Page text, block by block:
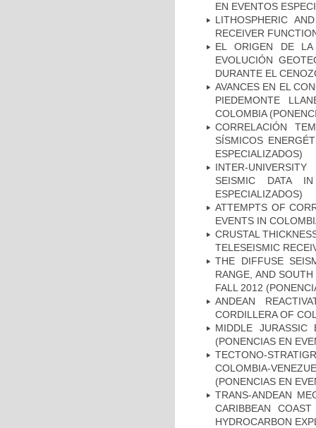
EN EVENTOS
LITHOSPHERIC
RECEIVER
EL ORIGEN DE LA
EVOLUCIÓN
DURANTE EL
AVANCES EN EL
PIEDEMONTE
COLOMBIA
CORRELACIÓN
SÍSMICOS
ESPECIALIZADOS)
INTER-
SEISMIC DATA
ESPECIALIZADOS)
ATTEMPTS OF
EVENTS IN
CRUSTAL
TELESEISMIC
THE DIFFUSE
RANGE, AND
FALL 2012
ANDEAN
CORDILLERA OF
MIDDLE
(PONENCIAS EN
TECTONO-
COLOMBIA-
(PONENCIAS EN
TRANS-ANDEAN
CARIBBEAN
HYDROCARBON